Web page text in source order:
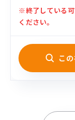
※終了している
ください。
こ